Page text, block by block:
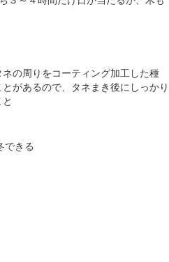
の周りをコーティング加工した種
があるので、タネまき後にしっかり
きる